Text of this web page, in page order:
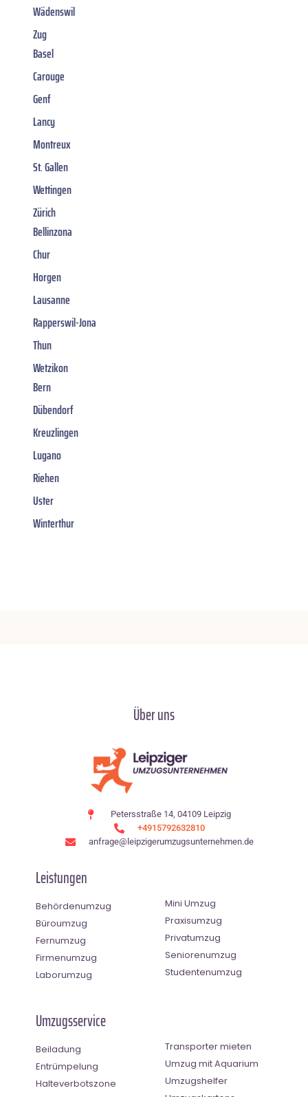
Wädenswil
Zug
Basel
Carouge
Genf
Lancy
Montreux
St. Gallen
Wettingen
Zürich
Bellinzona
Chur
Horgen
Lausanne
Rapperswil-Jona
Thun
Wetzikon
Bern
Dübendorf
Kreuzlingen
Lugano
Riehen
Uster
Winterthur
Über uns
Petersstraße 14, 04109 Leipzig
+4915792632810
anfrage@leipzigerumzugsunternehmen.de
Leistungen
Behördenumzug
Büroumzug
Fernumzug
Firmenumzug
Laborumzug
Mini Umzug
Praxisumzug
Privatumzug
Seniorenumzug
Studentenumzug
Umzugsservice
Beiladung
Entrümpelung
Halteverbotszone
Transporter mieten
Umzug mit Aquarium
Umzugshelfer